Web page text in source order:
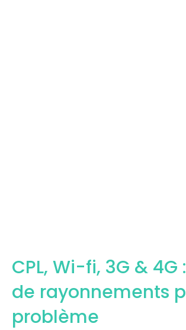
CPL, Wi-fi, 3G & 4G
de rayonnements
problème